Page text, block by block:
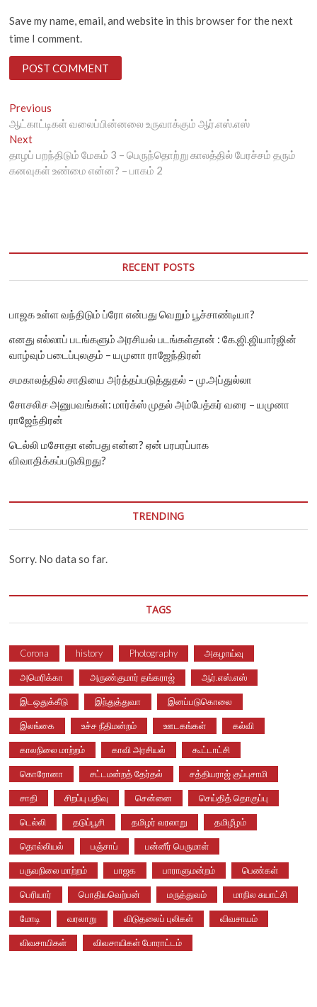
Save my name, email, and website in this browser for the next
time I comment.
Post
navigation
Previous
post:
ஆட்காட்டிகள் வலைப்பின்னலை உருவாக்கும் ஆர்.எஸ்.எஸ்
NextNext
post:
தாழப் பறந்திடும் மேகம் 3 – பெருந்தொற்று காலத்தில் பேரச்சம் தரும்
கனவுகள் உண்மை என்ன? – பாகம் 2
RECENT POSTS
பாஜக உள்ள வந்திடும் ப்ரோ என்பது வெறும் பூச்சாண்டியா?
எனது எல்லாப் படங்களும் அரசியல் படங்கள்தான் : கே.ஜி.ஜியார்ஜின்
வாழ்வும் படைப்புலகும் – யமுனா ராஜேந்திரன்
சமகாலத்தில் சாதியை அர்த்தப்படுத்துதல் – மு.அப்துல்லா
சோசலிச அனுபவங்கள்: மார்க்ஸ் முதல் அம்பேத்கர் வரை – யமுனா
ராஜேந்திரன்
டெல்லி மசோதா என்பது என்ன? ஏன் பரபரப்பாக
விவாதிக்கப்படுகிறது?
TRENDING
Sorry. No data so far.
TAGS
Corona history Photography அகழாய்வு
அமெரிக்கா அருண்குமார் தங்கராஜ் ஆர்.எஸ்.எஸ்
இடஒதுக்கீடு இந்துத்துவா இனப்படுகொலை
இலங்கை உச்ச நீதிமன்றம் ஊடகங்கள் கல்வி
காலநிலை மாற்றம் காவி அரசியல் கூட்டாட்சி
கொரோனா சட்டமன்றத் தேர்தல் சத்தியராஜ் குப்புசாமி
சாதி சிறப்பு பதிவு சென்னை செய்தித் தொகுப்பு
டெல்லி தடுப்பூசி தமிழர் வரலாறு தமிழீழம்
தொல்லியல் பஞ்சாப் பன்னீர் பெருமாள்
பருவநிலை மாற்றம் பாஜக பாராளுமன்றம் பெண்கள்
பெரியார் பொதியவெற்பன் மருத்துவம் மாநில சுயாட்சி
மோடி வரலாறு விடுதலைப் புலிகள் விவசாயம்
விவசாயிகள் விவசாயிகள் போராட்டம்